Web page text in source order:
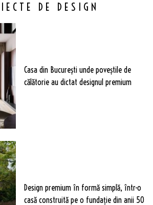
DE DESIGN
Casa din București unde poveștile de
călătorie au dictat designul premium
Design premium în formă simplă, într-o
casă construită pe o fundație din anii 50